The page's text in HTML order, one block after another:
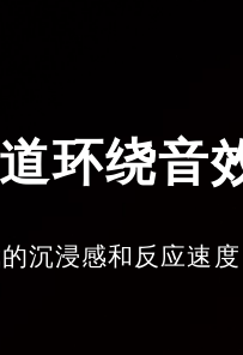
环绕音
沉浸感和反应速度